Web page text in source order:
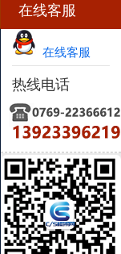
在线客服
在线客服
热线电话